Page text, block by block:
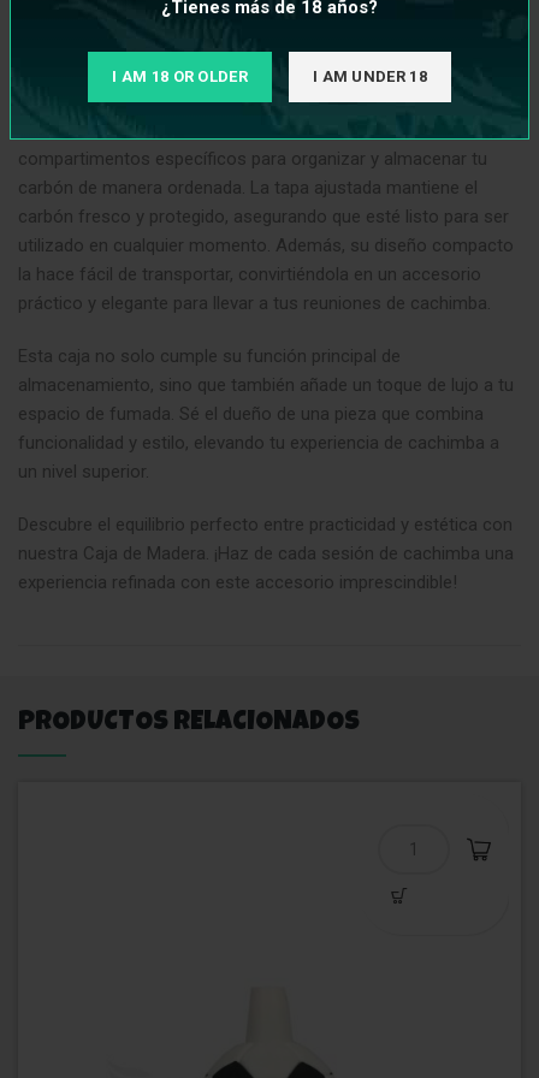
¿Tienes más de 18 años?
I AM 18 OR OLDER I AM UNDER 18
atractivo estético. El acabado en madera le confiere un
aspecto clásico y atemporal que se integra perfectamente en
cualquier entorno, ya sea moderno o tradicional.
La Caja de Madera para el Carbón está diseñada con
compartimentos específicos para organizar y almacenar tu
carbón de manera ordenada. La tapa ajustada mantiene el
carbón fresco y protegido, asegurando que esté listo para ser
utilizado en cualquier momento. Además, su diseño compacto
la hace fácil de transportar, convirtiéndola en un accesorio
práctico y elegante para llevar a tus reuniones de cachimba.
Esta caja no solo cumple su función principal de
almacenamiento, sino que también añade un toque de lujo a tu
espacio de fumada. Sé el dueño de una pieza que combina
funcionalidad y estilo, elevando tu experiencia de cachimba a
un nivel superior.
Descubre el equilibrio perfecto entre practicidad y estética con
nuestra Caja de Madera. ¡Haz de cada sesión de cachimba una
experiencia refinada con este accesorio imprescindible!
PRODUCTOS RELACIONADOS